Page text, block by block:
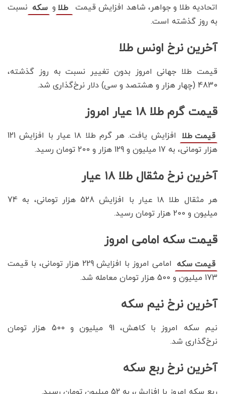
اتحادیه طلا و جواهر، شاهد افزایش قیمت‌‌‌
طلا و سکه نسبت
به روز گذشته است.
آخرین نرخ اونس طلا
قیمت طلا جهانی امروز بدون تغییر نسبت به روز گذشته،
4830 (چهار هزار و هشتصد و سی) دلار نرخ‌گذاری شد.
قیمت گرم طلا ۱۸ عیار امروز
قیمت طلا
افزایش یافت. هر گرم طلا ۱۸ عیار با افزایش 121
هزار تومانی، به 17 میلیون و 129 هزار و 200 تومان رسید.
آخرین نرخ مثقال طلا ۱۸ عیار
هر مثقال طلا ۱۸ عیار با افزایش 528 هزار تومانی، به 74
میلیون و 200 هزار تومان رسید‌.
قیمت سکه امامی امروز
قیمت سکه
امامی امروز با افزایش 229 هزار تومانی، با قیمت
173 میلیون و 500 هزار تومان معامله شد.
آخرین نرخ نیم سکه
نیم سکه امروز با کاهش، 91 میلیون و 500 هزار تومان
نرخ‌گذاری شد.
آخرین نرخ ربع سکه
ربع سکه امروز با افزایش، به 52 میلیون تومان رسید.